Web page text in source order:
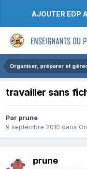
AJOUTER EDP
Organiser, préparer et
travailler sans
Par prune
9 septembre 2010 dans
prune